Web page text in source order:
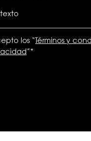
los “ Términos y
*